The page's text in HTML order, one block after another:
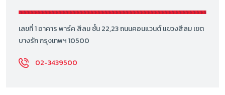
เลขที่ 1 อาคาร พาร์ค สีลม ชั้น 22,23 ถนนคอนแวนต์ แขวงสีลม เขต
บางรัก กรุงเทพฯ 10500
02-3439500